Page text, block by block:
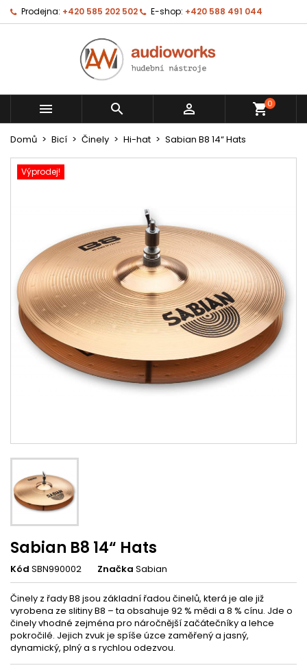
Prodejna: +420 585 202 502 E-shop: +420 588 491 044
   shopping_cart0
Domů Bicí Činely Hi-hat Sabian B8 14“ Hats
Výprodej!
Sabian B8 14“ Hats
Kód SBN990002 Značka Sabian
Činely z řady B8 jsou základní řadou činelů, která je ale již
vyrobena ze slitiny B8 – ta obsahuje 92 % mědi a 8 % cínu. Jde o
činely vhodné zejména pro náročnější začátečníky a lehce
pokročilé. Jejich zvuk je spíše úzce zaměřený a jasný,
dynamický, plný a s rychlou odezvou.